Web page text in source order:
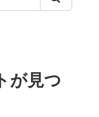
が見つ